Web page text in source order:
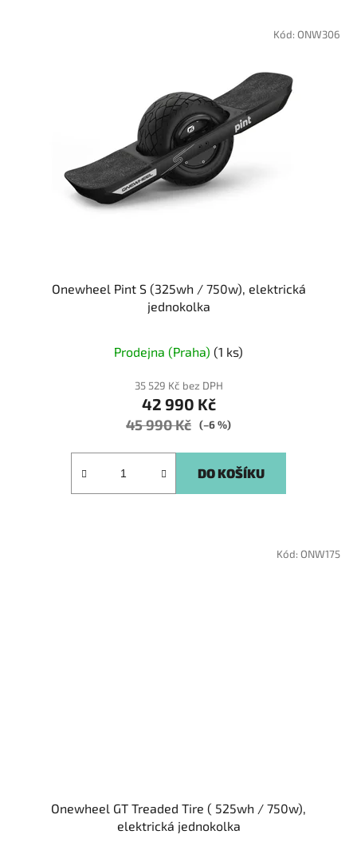
Onewheel Pint S (325wh / 750w), elektrická
jednokolka
hodnocení
produktu
je
5,0
Prodejna (Praha) (1 ks)
35 529 Kč bez DPH
42 990 Kč
45 990 Kč (–6 %)
DO KOŠÍKU
Kód: ONW306
Onewheel GT Treaded Tire ( 525wh / 750w),
elektrická jednokolka
Kód: ONW175